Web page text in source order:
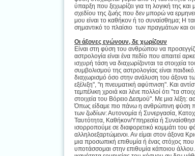
ύπαρξη που ξεχωρίζει για τη λογική της
σχεδίου της ζωής που δεν μπορώ να
μου είναι το καθήκον ή το συναίσθημα; Η
σημαντικό το πλαίσιο των πραγμάτων και
Οι άξονες ενώνουν, δε χωρίζουν
Είναι στη φύση του ανθρώπου να
αστρολογία είναι ένα πεδίο που απαιτεί
ισχυρή τάση να διαχωρίζονται τα στοιχεία
συμβολισμού της αστρολογίας είναι
διαχωρισμό όσο στην ανάλυση του άξονα
εξέλιξη", "η πνευματική αφύπνιση". Και
τεμπέλικη χροιά και λένε πολλοί ότι "τα
στοιχεία του Βόρειο Δεσμού". Με μια λέξη:
Όπως είδαμε πιο πάνω η ανθρώπινη φύση
των ζωδίων: Αυτονομία ή Συνεργασία,
Ταυτότητα, Καθήκον/Υπηρεσία ή
ισορροπούμε σε διαφορετικό κομμάτι του
αλληλοεξαρτώμενοι. Αν είμαι στον άξονα
μια προσωπική επιθυμία ή ένας στόχος που
υποτάσσομαι στην επιθυμία κάποιου